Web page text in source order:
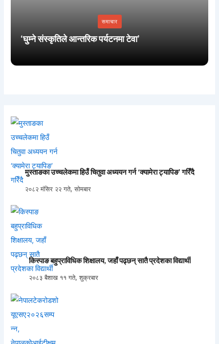
समाचार
‘घुम्ने संस्कृतिले आन्तरिक पर्यटनमा टेवा’
मुस्ताङका उच्चलेकमा हिउँ चितुवा अध्ययन गर्न ‘क्यामेरा ट्यापिङ’ गरिँदै
२०८२ मंसिर २२ गते, सोमबार
किस्पाङ बहुप्राविधिक शिक्षालय, जहाँ पढ्छन् सातै प्रदेशका विद्यार्थी
२०८३ बैशाख ११ गते, शुक्रबार